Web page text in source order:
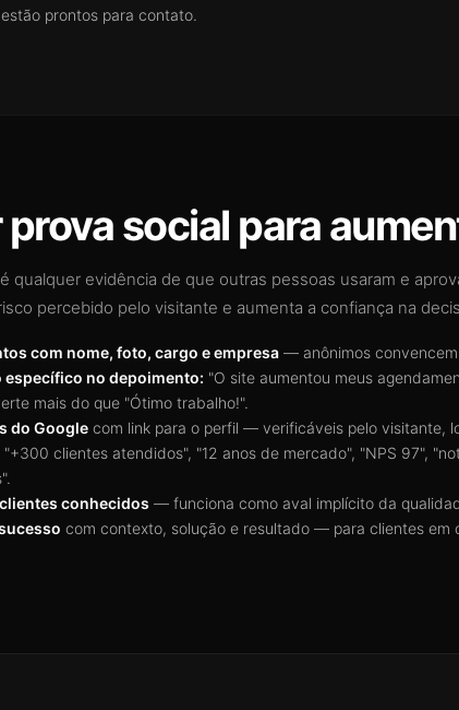
prontos para contato.
social para
qualquer evidência de que outras pessoas usaram e
percebido pelo visitante e aumenta a confiança na
com nome, foto, cargo e empresa — anônimos convencem
específico no depoimento: "O site aumentou meus
mais do que "Ótimo trabalho!".
do Google com link para o perfil — verificáveis pelo visitante,
"+300 clientes atendidos", "12 anos de mercado", "NPS 97",
conhecidos — funciona como aval implícito da
com contexto, solução e resultado — para clientes em